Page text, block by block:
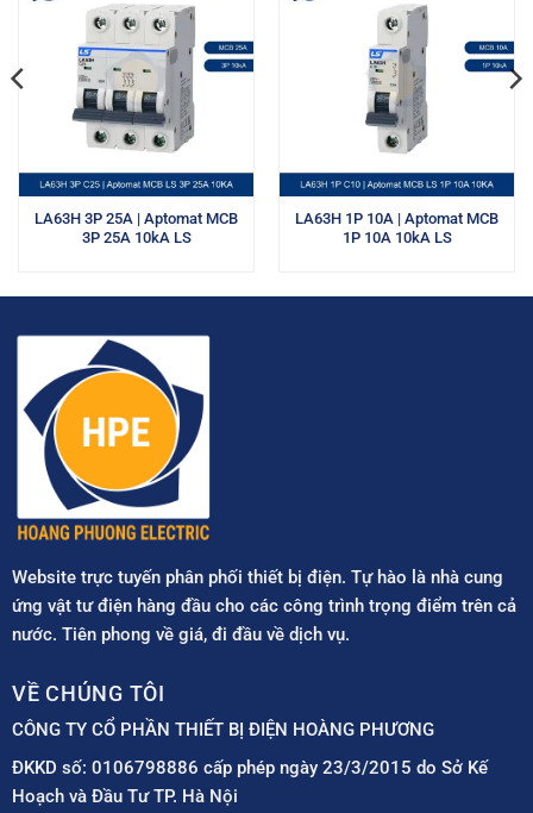
LA63H 3P 25A | Aptomat MCB
3P 25A 10kA LS
LA63H 1P 10A | Aptomat MCB
1P 10A 10kA LS
Website trực tuyến phân phối thiết bị điện. Tự hào là nhà cung
ứng vật tư điện hàng đầu cho các công trình trọng điểm trên cả
nước. Tiên phong về giá, đi đầu về dịch vụ.
VỀ CHÚNG TÔI
CÔNG TY CỔ PHẦN THIẾT BỊ ĐIỆN HOÀNG PHƯƠNG
ĐKKD số: 0106798886 cấp phép ngày 23/3/2015 do Sở Kế
Hoạch và Đầu Tư TP. Hà Nội